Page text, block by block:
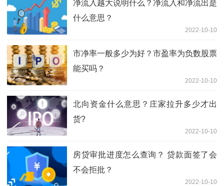
净流入越大说明什么？净流入和净流出是
什么意思？
2022-10-10
市净率一般多少为好？市盈率为负数股票
能买吗？
2022-10-10
北向资金什么意思？庄家拉升多少才出
货?
2022-10-10
房贷审批进度怎么查询？ 贷款面签了会
不会拒批？
2022-10-10